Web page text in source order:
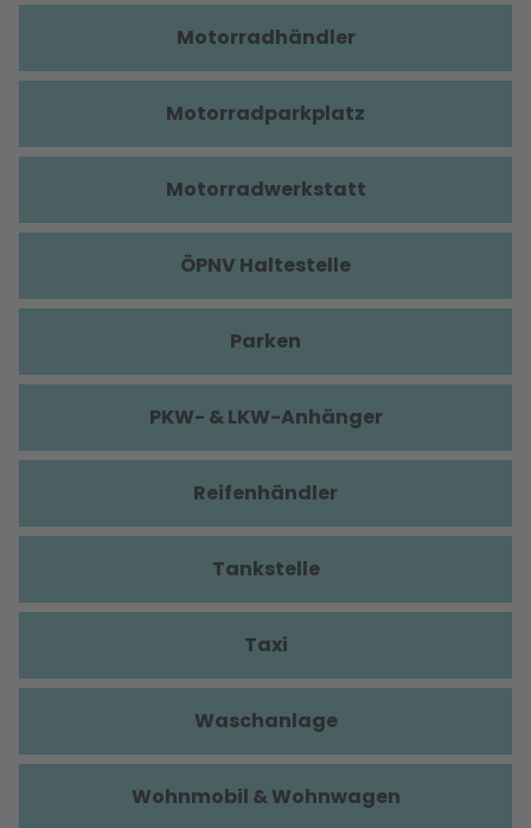
Motorradhändler
Motorradparkplatz
Motorradwerkstatt
ÖPNV Haltestelle
Parken
PKW- & LKW-Anhänger
Reifenhändler
Tankstelle
Taxi
Waschanlage
Wohnmobil & Wohnwagen